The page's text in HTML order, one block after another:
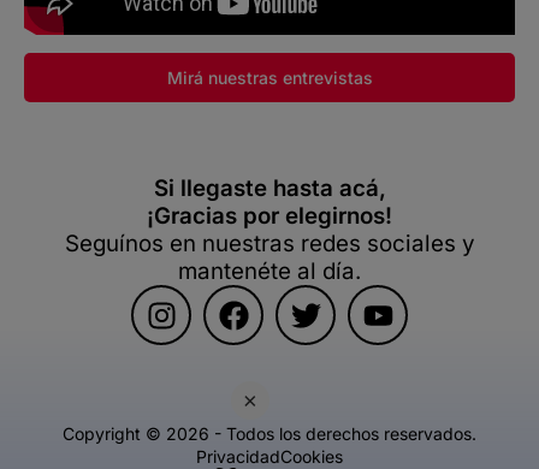
×
Mirá nuestras entrevistas
Si llegaste hasta acá,
¡Gracias por elegirnos!
Seguínos en nuestras redes sociales y
mantenéte al día.
Copyright © 2026 - Todos los derechos reservados.
PrivacidadCookies